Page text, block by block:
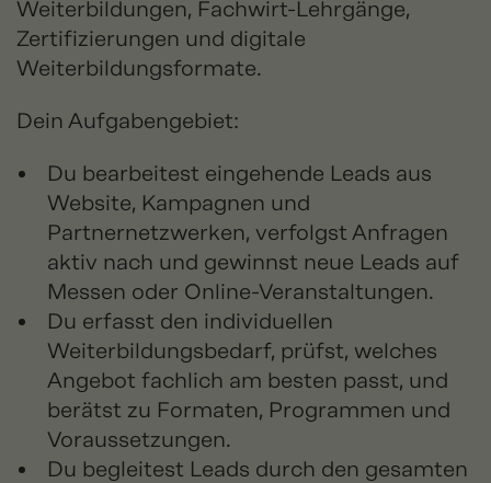
Weiterbildungen, Fachwirt-Lehrgänge,
Zertifizierungen und digitale
Weiterbildungsformate.
Dein Aufgabengebiet:
Du bearbeitest eingehende Leads aus
Website, Kampagnen und
Partnernetzwerken, verfolgst Anfragen
aktiv nach und gewinnst neue Leads auf
Messen oder Online-Veranstaltungen.
Du erfasst den individuellen
Weiterbildungsbedarf, prüfst, welches
Angebot fachlich am besten passt, und
berätst zu Formaten, Programmen und
Voraussetzungen.
Du begleitest Leads durch den gesamten